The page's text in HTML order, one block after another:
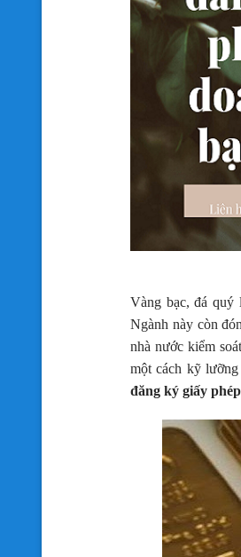
Vàng bạc, đá quý
Ngành này còn
nhà nước kiểm
một cách kỹ
đăng ký giấy